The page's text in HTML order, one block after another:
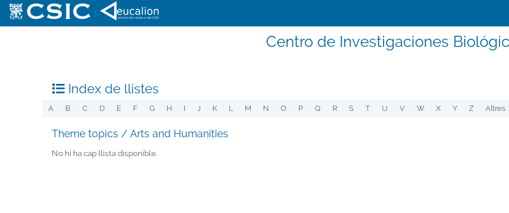
Centro de Investigaciones
Index de llistes
A B C D E F G H I J K L M N O P Q R S T U V W X Y Z Altres
Theme topics / Arts and Humanities
No hi ha cap llista disponible.